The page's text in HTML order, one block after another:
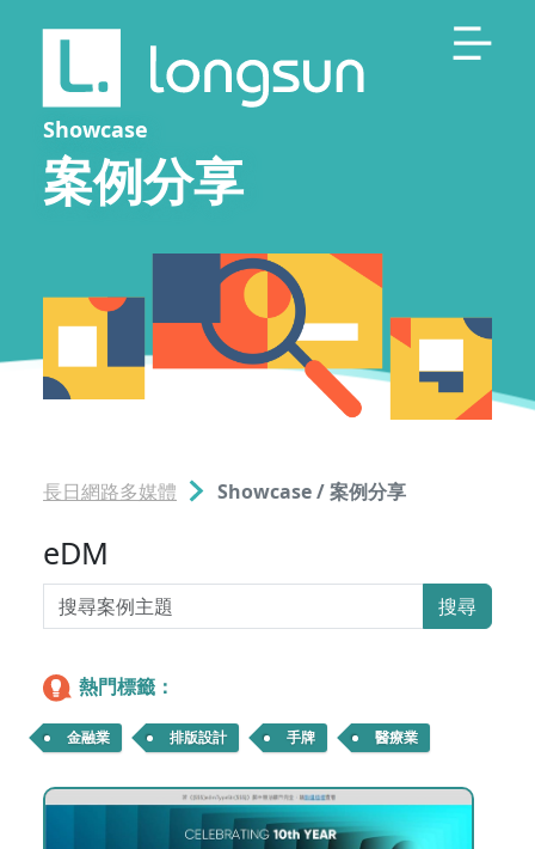
Showcase
案例分享
長日網路多媒體 Showcase / 案例分享
eDM
搜尋
熱門標籤：
金融業 排版設計 手牌 醫療業